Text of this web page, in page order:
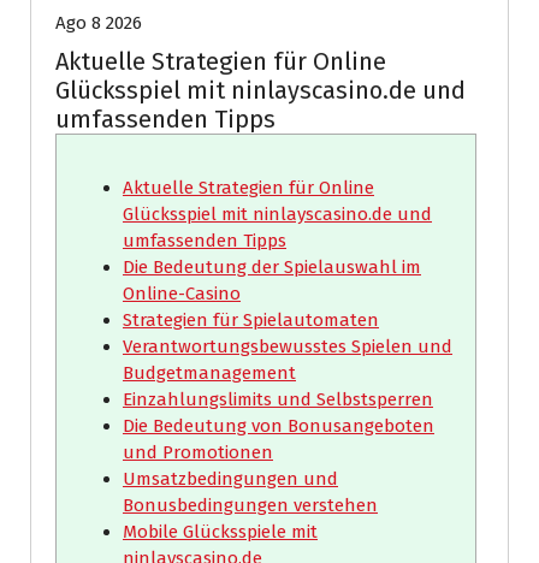
Ago 8 2026
Aktuelle Strategien für Online
Glücksspiel mit ninlayscasino.de und
umfassenden Tipps
Aktuelle Strategien für Online
Glücksspiel mit ninlayscasino.de und
umfassenden Tipps
Die Bedeutung der Spielauswahl im
Online-Casino
Strategien für Spielautomaten
Verantwortungsbewusstes Spielen und
Budgetmanagement
Einzahlungslimits und Selbstsperren
Die Bedeutung von Bonusangeboten
und Promotionen
Umsatzbedingungen und
Bonusbedingungen verstehen
Mobile Glücksspiele mit
ninlayscasino.de